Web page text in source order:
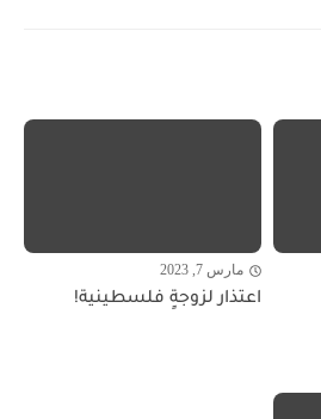
مارس 7, 2023
اعتذار لزوجةٍ فلسطينية!